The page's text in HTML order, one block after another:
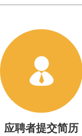
应聘者提交简历